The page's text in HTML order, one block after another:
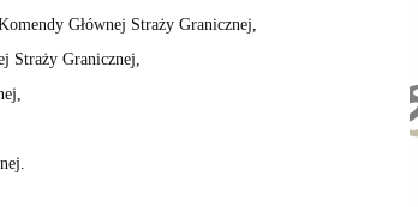
Głównej Straży Granicznej,
Straży Granicznej,